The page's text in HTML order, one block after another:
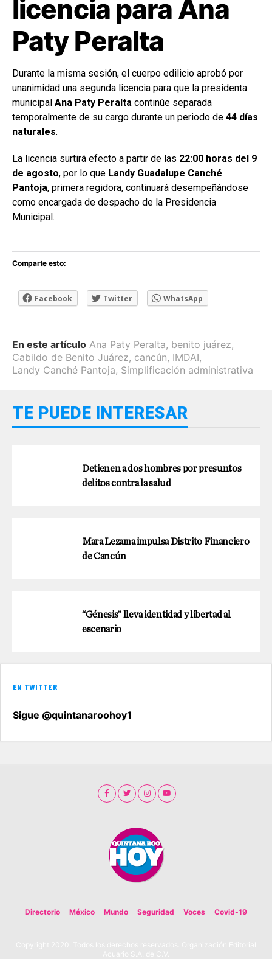
licencia para Ana
Paty Peralta
Durante la misma sesión, el cuerpo edilicio aprobó por
unanimidad una segunda licencia para que la presidenta
municipal Ana Paty Peralta continúe separada
temporalmente de su cargo durante un periodo de 44 días
naturales.
La licencia surtirá efecto a partir de las 22:00 horas del 9
de agosto, por lo que Landy Guadalupe Canché
Pantoja, primera regidora, continuará desempeñándose
como encargada de despacho de la Presidencia
Municipal.
Comparte esto:
Facebook Twitter WhatsApp
En este artículo Ana Paty Peralta, benito juárez,
Cabildo de Benito Juárez, cancún, IMDAI,
Landy Canché Pantoja, Simplificación administrativa
TE PUEDE INTERESAR
Detienen a dos hombres por presuntos
delitos contra la salud
Mara Lezama impulsa Distrito Financiero
de Cancún
“Génesis” lleva identidad y libertad al
escenario
EN TWITTER
Sigue @quintanaroohoy1
Directorio México Mundo Seguridad Voces Covid-19